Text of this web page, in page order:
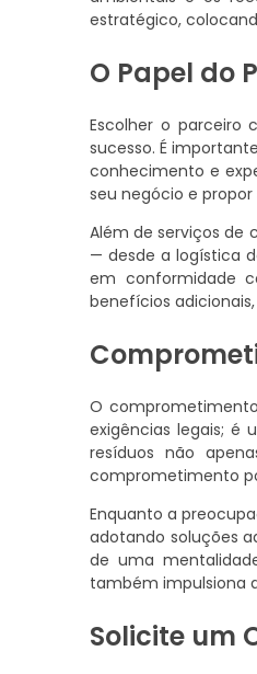
estratégico,
O Papel do
Escolher o
sucesso. É
conhecimento e
seu negócio e
Além de serviços de
— desde a logística
em conformidade
benefícios
O
exigências legais; é
resíduos não
comprometimento
Enquanto a
adotando soluções
de uma
também impulsiona
Solicite um